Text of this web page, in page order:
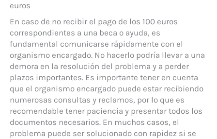
euros
En caso de no recibir el pago de los 100 euros
correspondientes a una beca o ayuda, es
fundamental comunicarse rápidamente con el
organismo encargado. No hacerlo podría llevar a una
demora en la resolución del problema y a perder
plazos importantes. Es importante tener en cuenta
que el organismo encargado puede estar recibiendo
numerosas consultas y reclamos, por lo que es
recomendable tener paciencia y presentar todos los
documentos necesarios. En muchos casos, el
problema puede ser solucionado con rapidez si se